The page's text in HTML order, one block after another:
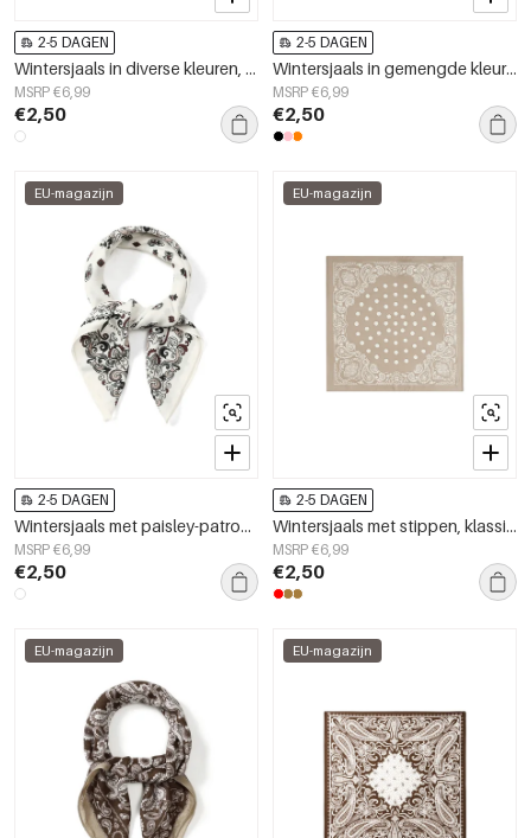
2-5 DAGEN
Wintersjaals in diverse kleuren, klassiek fluweel, dagelijkse accessoires
MSRP €6,99
€2,50
2-5 DAGEN
Wintersjaals in gemengde kleuren, retro fluweel, dagelijkse accessoires
MSRP €6,99
€2,50
EU-magazijn
2-5 DAGEN
Wintersjaals met paisley-patroon, retro fluweel, dagelijkse accessoires
MSRP €6,99
€2,50
EU-magazijn
2-5 DAGEN
Wintersjaals met stippen, klassieke imitatiezijde, dagelijkse accessoires
MSRP €6,99
€2,50
EU-magazijn EU-magazijn